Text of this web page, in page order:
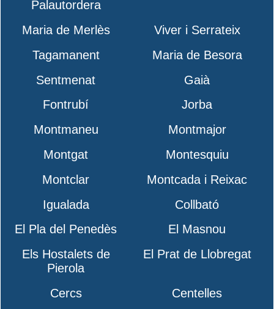
Palautordera
Maria de Merlès
Viver i Serrateix
Tagamanent
Maria de Besora
Sentmenat
Gaià
Fontrubí
Jorba
Montmaneu
Montmajor
Montgat
Montesquiu
Montclar
Montcada i Reixac
Igualada
Collbató
El Pla del Penedès
El Masnou
Els Hostalets de
Pierola
El Prat de Llobregat
Cercs
Centelles